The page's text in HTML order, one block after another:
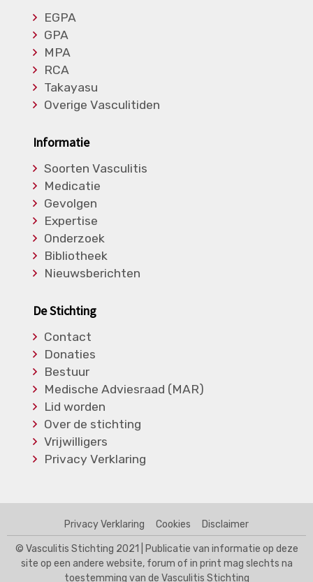
EGPA
GPA
MPA
RCA
Takayasu
Overige Vasculitiden
Informatie
Soorten Vasculitis
Medicatie
Gevolgen
Expertise
Onderzoek
Bibliotheek
Nieuwsberichten
De Stichting
Contact
Donaties
Bestuur
Medische Adviesraad (MAR)
Lid worden
Over de stichting
Vrijwilligers
Privacy Verklaring
Privacy Verklaring Cookies Disclaimer
© Vasculitis Stichting 2021 | Publicatie van informatie op deze
site op een andere website, forum of in print mag slechts na
toestemming van de Vasculitis Stichting